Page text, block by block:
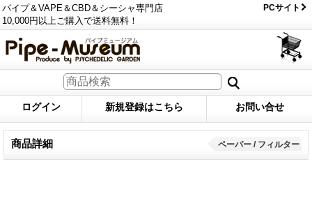
パイプ＆VAPE＆CBD＆シーシャ専門店
10,000円以上ご購入で送料無料！
PCサイト
ログイン 新規登録はこちら お問い合せ
商品詳細 ペーパー / フィルター